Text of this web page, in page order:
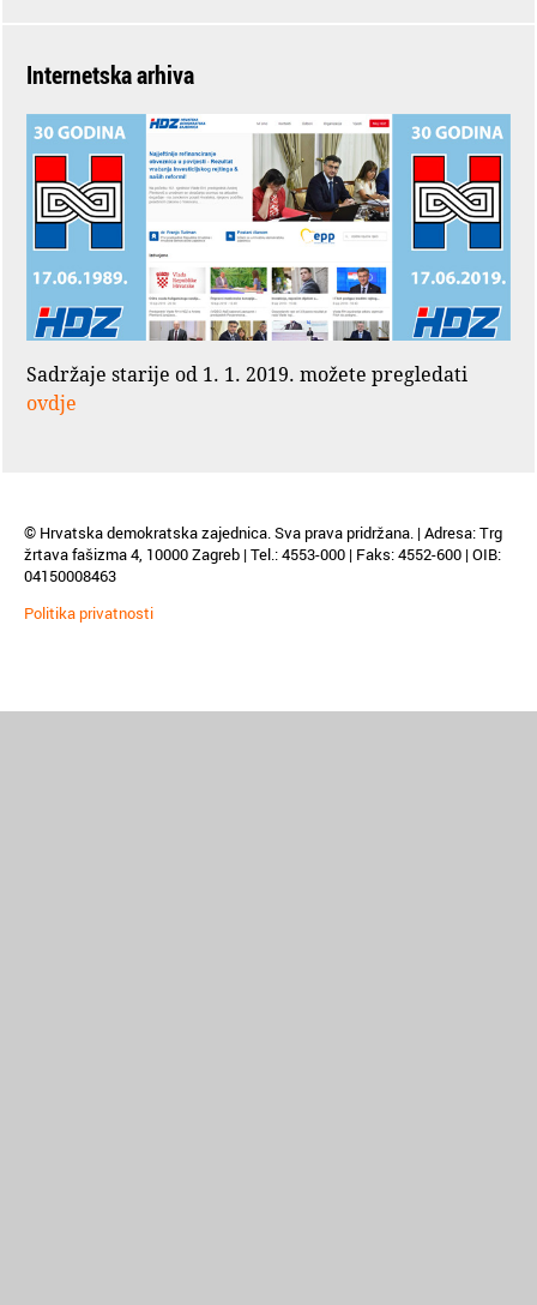
Internetska arhiva
Sadržaje starije od 1. 1. 2019. možete pregledati
ovdje
© Hrvatska demokratska zajednica. Sva prava pridržana. | Adresa: Trg
žrtava fašizma 4, 10000 Zagreb | Tel.: 4553-000 | Faks: 4552-600 | OIB:
04150008463
Politika privatnosti